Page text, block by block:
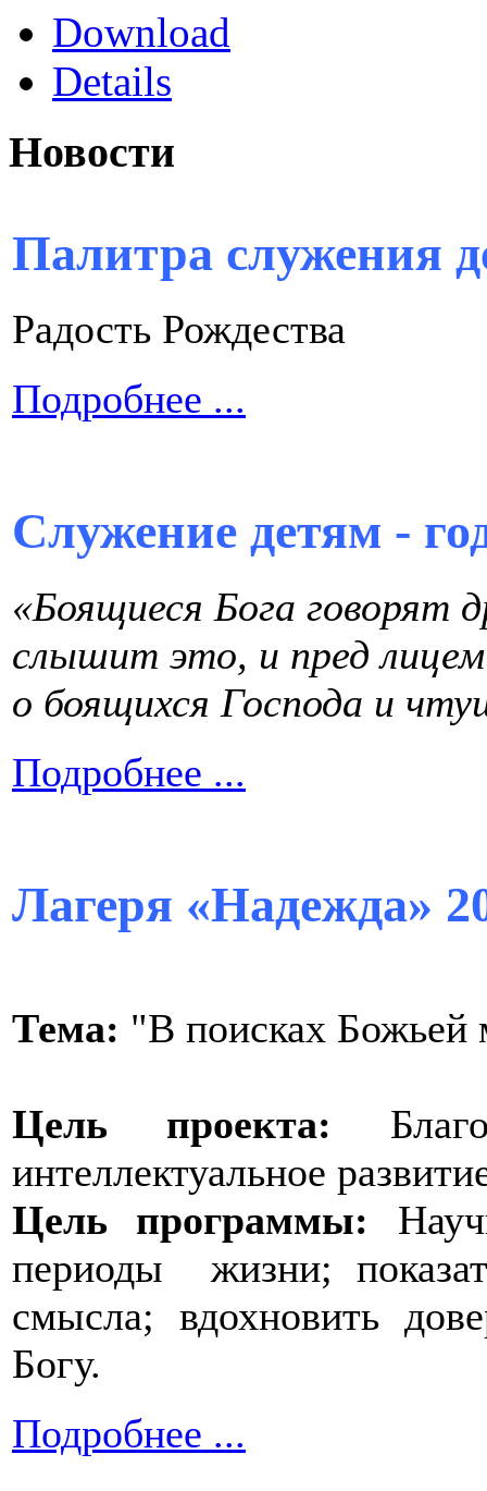
Download
Details
Новости
Палитра служения
Радость Рождества
Подробнее ...
Служение детям -
«Боящиеся Бога говорят
слышит это, и пред
о боящихся Господа и
Подробнее ...
Лагеря «Надежда»
Тема: "В поисках Божьей
Цель проекта:
интеллектуальное
Цель программы:
периоды жизни;
смысла; вдохновить
Богу.
Подробнее ...